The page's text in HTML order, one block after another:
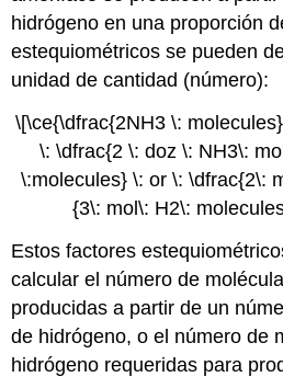
hidrógeno en una proporción
estequiométricos se pueden
unidad de cantidad (número):
\[\ce{\dfrac{2NH3 \:
\: \dfrac{2 \: doz \: NH3\:
\:molecules} \: or \: \dfrac{2\:
{3\: mol\: H2\:
Estos factores
calcular el número de
producidas a partir de un
de hidrógeno, o el número de
hidrógeno requeridas para